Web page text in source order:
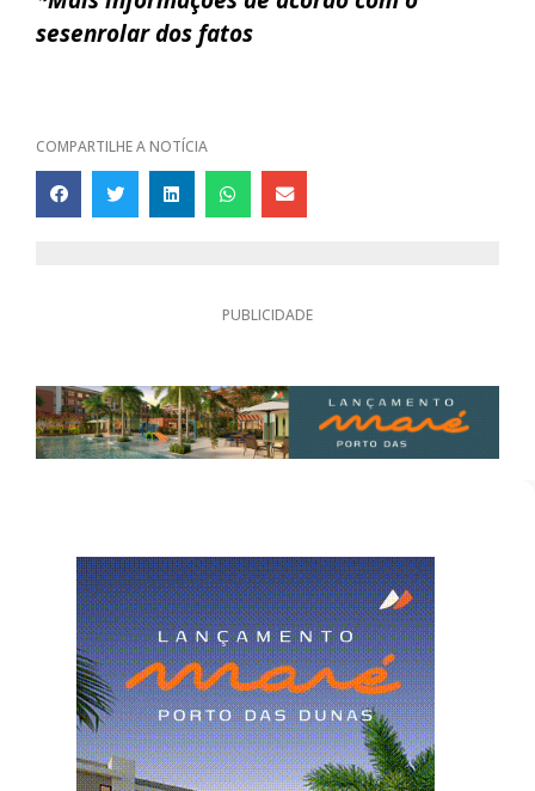
sesenrolar dos fatos
COMPARTILHE A NOTÍCIA
PUBLICIDADE